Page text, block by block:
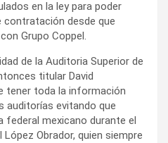
en la ley para poder
contratación desde que
Grupo Coppel.
de la Auditoria Superior de
titular David
tener toda la información
auditorías evitando que
federal mexicano durante el
Obrador, quien siempre